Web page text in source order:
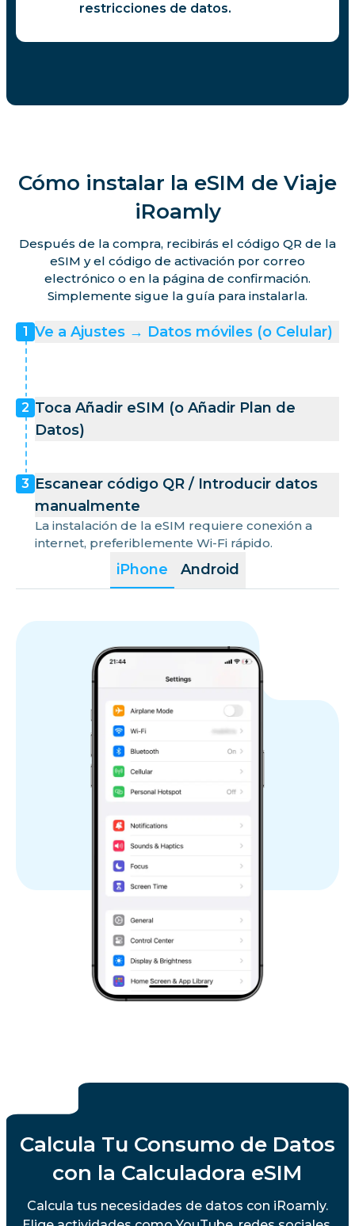
restricciones de datos.
Cómo instalar la eSIM de Viaje
iRoamly
Después de la compra, recibirás el código QR de la
eSIM y el código de activación por correo
electrónico o en la página de confirmación.
Simplemente sigue la guía para instalarla.
iPhone Android
1 Ve a Ajustes → Datos móviles (o Celular)
2 Toca Añadir eSIM (o Añadir Plan de
Datos)
3 Escanear código QR / Introducir datos
manualmente
La instalación de la eSIM requiere conexión a
internet, preferiblemente Wi-Fi rápido.
Calcula Tu Consumo de Datos
con la Calculadora eSIM
Calcula tus necesidades de datos con iRoamly.